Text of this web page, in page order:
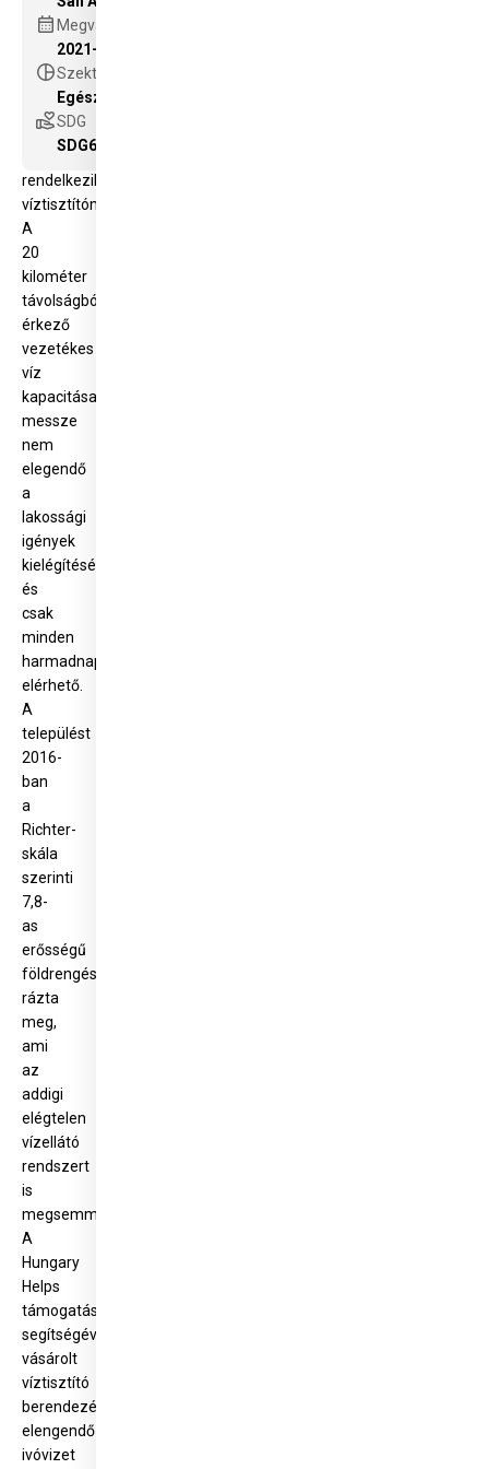
San
Andrés
Canoa
település
egyáltalán
rendelkezik
víztisztítóművel.
A
20
kilométer
távolságból
érkező
vezetékes
víz
kapacitása
messze
nem
elegendő
a
lakossági
igények
kielégítésére
és
csak
minden
harmadnap
elérhető.
A
települést
2016-
ban
a
Richter-
skála
szerinti
7,8-
as
erősségű
földrengés
rázta
meg,
ami
az
addigi
elégtelen
vízellátó
rendszert
is
megsemmisítette.
A
Hungary
Helps
támogatása
segítségével
vásárolt
víztisztító
berendezés
elengendő
ivóvizet
calendar_month Megvalósítás éve
2021-2024
pie_chartSzektor
Egészségügy - a humanitárius segítségnyújtás alapja
volunteer_activismSDG
SDG6